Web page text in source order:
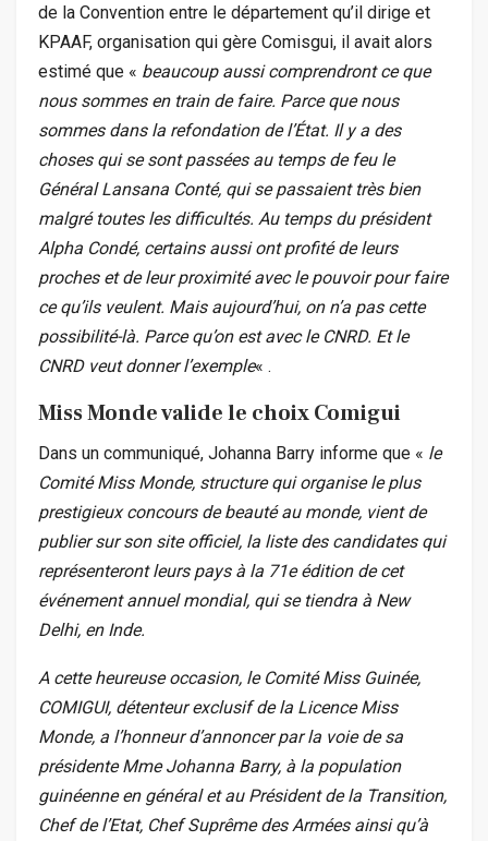
de la Convention entre le département qu’il dirige et
KPAAF, organisation qui gère Comisgui, il avait alors
estimé que « beaucoup aussi comprendront ce que
nous sommes en train de faire. Parce que nous
sommes dans la refondation de l’État. Il y a des
choses qui se sont passées au temps de feu le
Général Lansana Conté, qui se passaient très bien
malgré toutes les difficultés. Au temps du président
Alpha Condé, certains aussi ont profité de leurs
proches et de leur proximité avec le pouvoir pour faire
ce qu’ils veulent. Mais aujourd’hui, on n’a pas cette
possibilité-là. Parce qu’on est avec le CNRD. Et le
CNRD veut donner l’exemple« .
Miss Monde valide le choix Comigui
Dans un communiqué, Johanna Barry informe que « le
Comité Miss Monde, structure qui organise le plus
prestigieux concours de beauté au monde, vient de
publier sur son site officiel, la liste des candidates qui
représenteront leurs pays à la 71e édition de cet
événement annuel mondial, qui se tiendra à New
Delhi, en Inde.
A cette heureuse occasion, le Comité Miss Guinée,
COMIGUI, détenteur exclusif de la Licence Miss
Monde, a l’honneur d’annoncer par la voie de sa
présidente Mme Johanna Barry, à la population
guinéenne en général et au Président de la Transition,
Chef de l’Etat, Chef Suprême des Armées ainsi qu’à